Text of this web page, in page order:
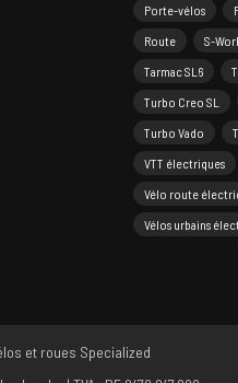
Porte-vélos
Route
S-
Tarmac SL6
Turbo Creo SL
Turbo Vado
VTT électriques
Vélo route
Vélos urbains
et roues Specialized